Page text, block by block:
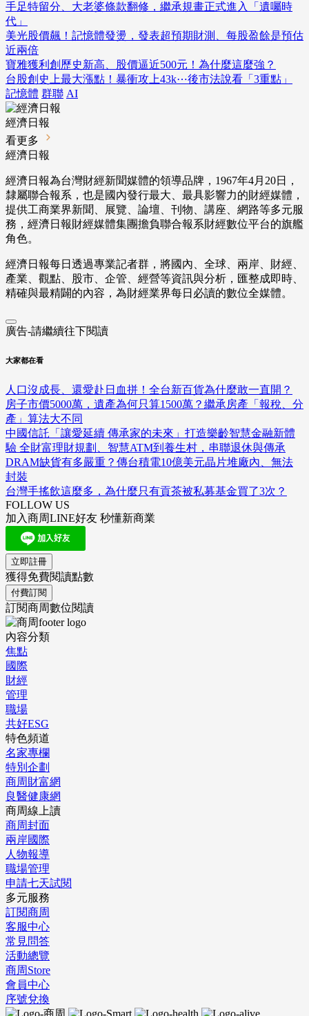
手足特留分、大老婆條款翻修，繼承規畫正式進入「遺囑時
代」
美光股價飆！記憶體發燙，發表超預期財測、每股盈餘是預估
近兩倍
寶雅獲利創歷史新高、股價逼近500元！為什麼這麼強？
台股創史上最大漲點！暴衝攻上43k⋯後市法說看「3重點」
記憶體 群聯 AI
經濟日報
看更多
經濟日報
經濟日報為台灣財經新聞媒體的領導品牌，1967年4月20日，
隸屬聯合報系，也是國內發行最大、最具影響力的財經媒體，
提供工商業界新聞、展覽、論壇、刊物、講座、網路等多元服
務，經濟日報財經媒體集團擔負聯合報系財經數位平台的旗艦
角色。
經濟日報每日透過專業記者群，將國內、全球、兩岸、財經、
產業、觀點、股市、企管、經營等資訊與分析，匯整成即時、
精確與最精闢的內容，為財經業界每日必讀的數位全媒體。
廣告-請繼續往下閱讀
大家都在看
人口沒成長、還愛赴日血拼！全台新百貨為什麼敢一直開？
房子市價5000萬，遺產為何只算1500萬？繼承房產「報稅、分
產」算法大不同
中國信託「讓愛延續 傳承家的未來」打造樂齡智慧金融新體
驗 全財富理財規劃、智慧ATM到養生村，串聯退休與傳承
DRAM缺貨有多嚴重？傳台積電10億美元晶片堆廠內、無法
封裝
台灣手搖飲這麼多，為什麼只有貢茶被私募基金買了3次？
FOLLOW US
加入商周LINE好友 秒懂新商業
立即註冊
獲得免費閱讀點數
付費訂閱
訂閱商周數位閱讀
內容分類
焦點
國際
財經
管理
職場
共好ESG
特色頻道
名家專欄
特別企劃
商周財富網
良醫健康網
商周線上讀
商周封面
兩岸國際
人物報導
職場管理
申請七天試閱
多元服務
訂閱商周
客服中心
常見問答
活動總覽
商周Store
會員中心
序號兌換